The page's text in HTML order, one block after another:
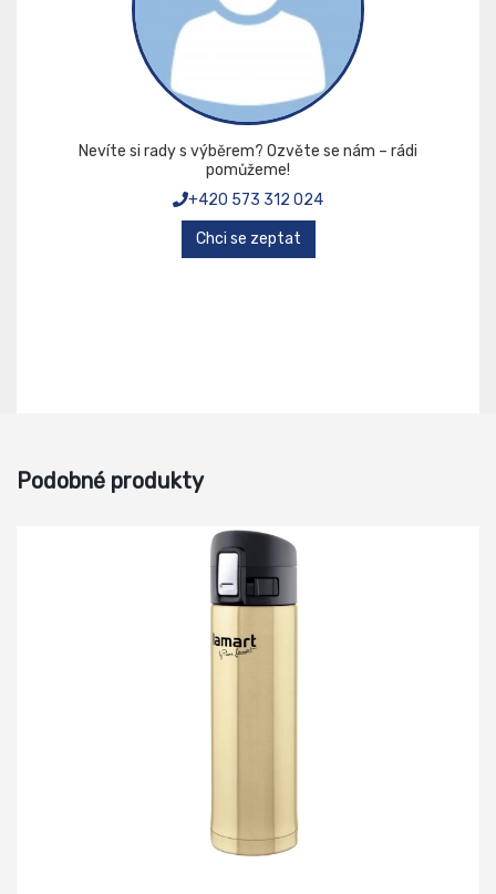
Nevíte si rady s výběrem? Ozvěte se nám – rádi
pomůžeme!
+420 573 312 024
Chci se zeptat
Podobné produkty